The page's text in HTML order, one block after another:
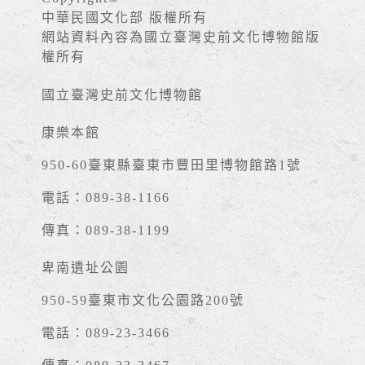
中華民國文化部 版權所有
網站資料內容為國立臺灣史前文化博物館版
權所有
國立臺灣史前文化博物館
康樂本館
950-60臺東縣臺東市豐田里博物館路1號
電話：089-38-1166
傳真：089-38-1199
卑南遺址公園
950-59臺東市文化公園路200號
電話：089-23-3466